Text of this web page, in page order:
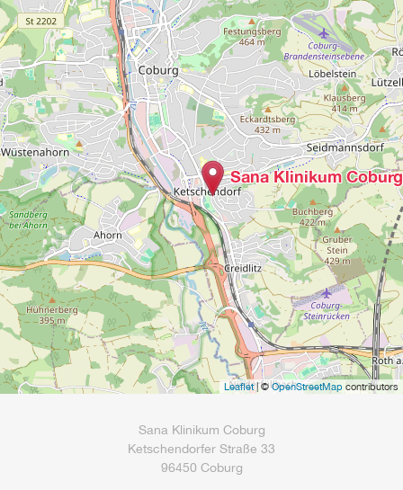
Sana Klinikum Coburg
Leaflet| ©OpenStreetMap contributors
Sana Klinikum Coburg
Ketschendorfer Straße 33
96450 Coburg